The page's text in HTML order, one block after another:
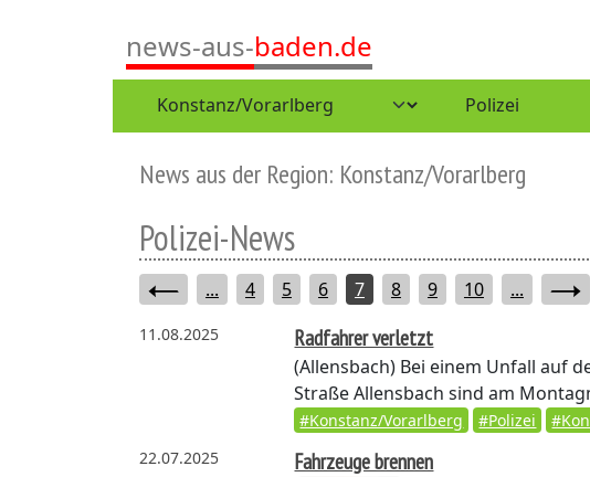
news-aus-baden.de
News aus der Region: Konstanz/Vorarlberg
Polizei-News
... 4 5 6 7 8 9 10 ...
11.08.2025 Radfahrer verletzt
(Allensbach) Bei einem Unfall auf
Straße Allensbach sind am
#Konstanz/Vorarlberg #Polizei
22.07.2025
Fahrzeuge brennen